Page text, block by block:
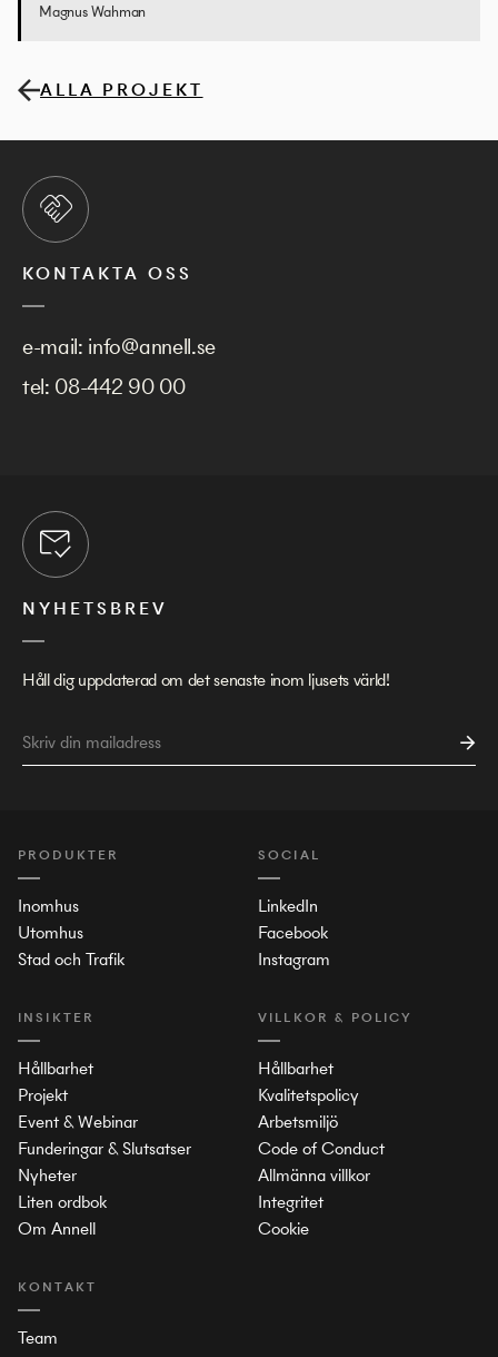
Magnus Wahman
ALLA PROJEKT
KONTAKTA OSS
e-mail: info@annell.se
tel: 08-442 90 00
NYHETSBREV
Håll dig uppdaterad om det senaste inom ljusets värld!
PRODUKTER
Inomhus
Utomhus
Stad och Trafik
INSIKTER
Hållbarhet
Projekt
Event & Webinar
Funderingar & Slutsatser
Nyheter
Liten ordbok
Om Annell
KONTAKT
Team
SOCIAL
LinkedIn
Facebook
Instagram
VILLKOR & POLICY
Hållbarhet
Kvalitetspolicy
Arbetsmiljö
Code of Conduct
Allmänna villkor
Integritet
Cookie